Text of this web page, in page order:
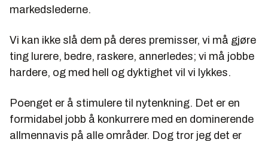
markedslederne.
Vi kan ikke slå dem på deres premisser, vi må gjøre
ting lurere, bedre, raskere, annerledes; vi må jobbe
hardere, og med hell og dyktighet vil vi lykkes.
Poenget er å stimulere til nytenkning. Det er en
formidabel jobb å konkurrere med en dominerende
allmennavis på alle områder. Dog tror jeg det er